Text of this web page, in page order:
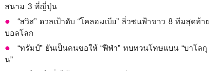
สนาม 3 ที่ญี่ปุ่น
“สวิส” ดวลเป้าดับ “โคลอมเบีย” ลิ่วชนฟ้าขาว 8 ทีมสุดท้าย
บอลโลก
“ทรัมป์” ยันเป็นคนขอให้ “ฟีฟ่า” ทบทวนโทษแบน “บาโลกุ
น”